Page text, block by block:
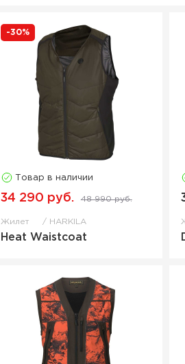
-30%
Товар в наличии
34 290 руб. 48 990 руб.
Жилет HARKILA
Heat Waistcoat